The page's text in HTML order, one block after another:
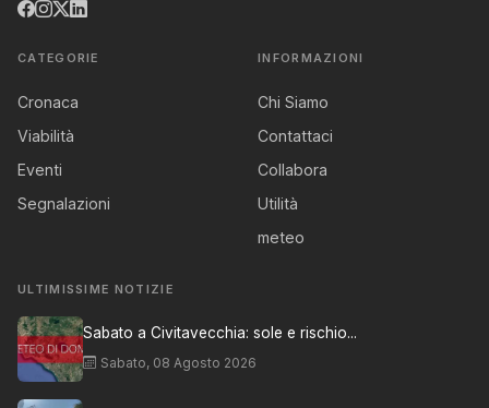
CATEGORIE
Cronaca
Viabilità
Eventi
Segnalazioni
INFORMAZIONI
Chi Siamo
Contattaci
Collabora
Utilità
meteo
ULTIMISSIME NOTIZIE
Sabato a Civitavecchia: sole e rischio...
Sabato, 08 Agosto 2026